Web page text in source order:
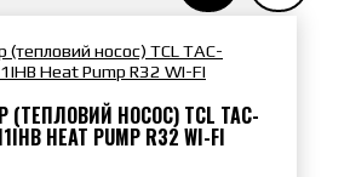
(ТЕПЛОВИЙ НОСОС) TCL TAC-
HEAT PUMP R32 WI-FI